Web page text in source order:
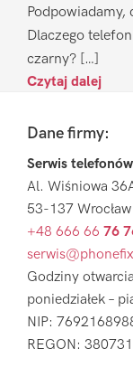
Podpowiadamy,
Dlaczego
czarny? […]
Czytaj dalej
FooterDane firmy:
Serwis
Al. Wiśniowa
53-137 Wrocław
+48 666 66 76
Godziny
poniedziałek –
NIP:
REGON: